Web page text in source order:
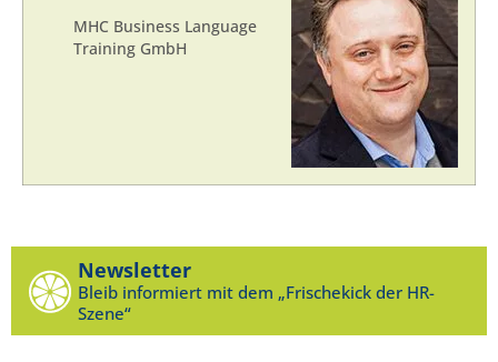
MHC Business Language
Training GmbH
Newsletter
Bleib informiert mit dem „Frischekick der HR-
Szene“